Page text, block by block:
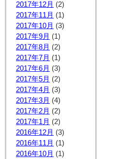
2017年12月 (2)
2017年11月 (1)
2017年10月 (3)
2017年9月 (1)
2017年8月 (2)
2017年7月 (1)
2017年6月 (3)
2017年5月 (2)
2017年4月 (3)
2017年3月 (4)
2017年2月 (2)
2017年1月 (2)
2016年12月 (3)
2016年11月 (1)
2016年10月 (1)